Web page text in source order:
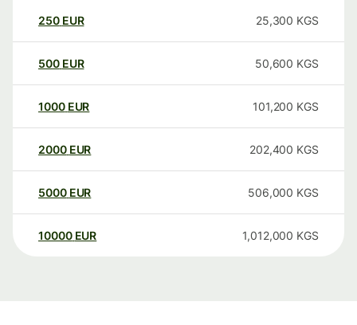
250 EUR 25,300 KGS
500 EUR 50,600 KGS
1000 EUR 101,200 KGS
2000 EUR 202,400 KGS
5000 EUR 506,000 KGS
10000 EUR 1,012,000 KGS